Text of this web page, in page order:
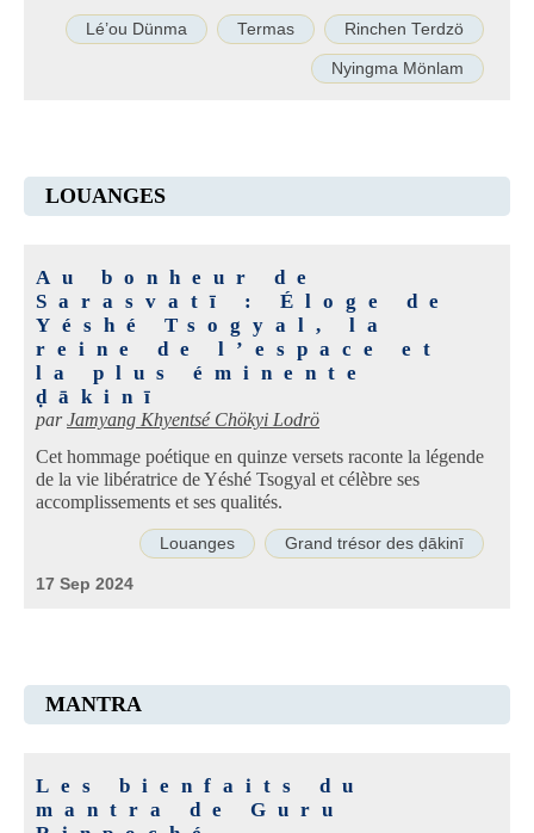
Lé’ou Dünma Termas Rinchen Terdzö
Nyingma Mönlam
LOUANGES
Au bonheur de
Sarasvatī : Éloge de
Yéshé Tsogyal, la
reine de l’espace et
la plus éminente
ḍākinī
parJamyang Khyentsé Chökyi Lodrö
Cet hommage poétique en quinze versets raconte la légende
de la vie libératrice de Yéshé Tsogyal et célèbre ses
accomplissements et ses qualités.
Louanges Grand trésor des ḍākinī
17 Sep 2024
MANTRA
Les bienfaits du
mantra de Guru